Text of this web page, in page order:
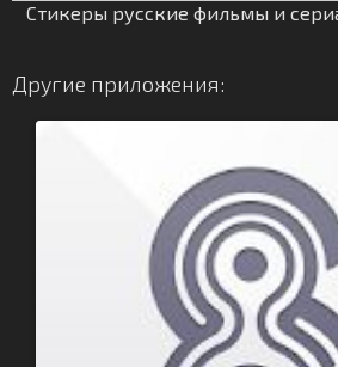
Стикеры русские фильмы и
Другие приложения: